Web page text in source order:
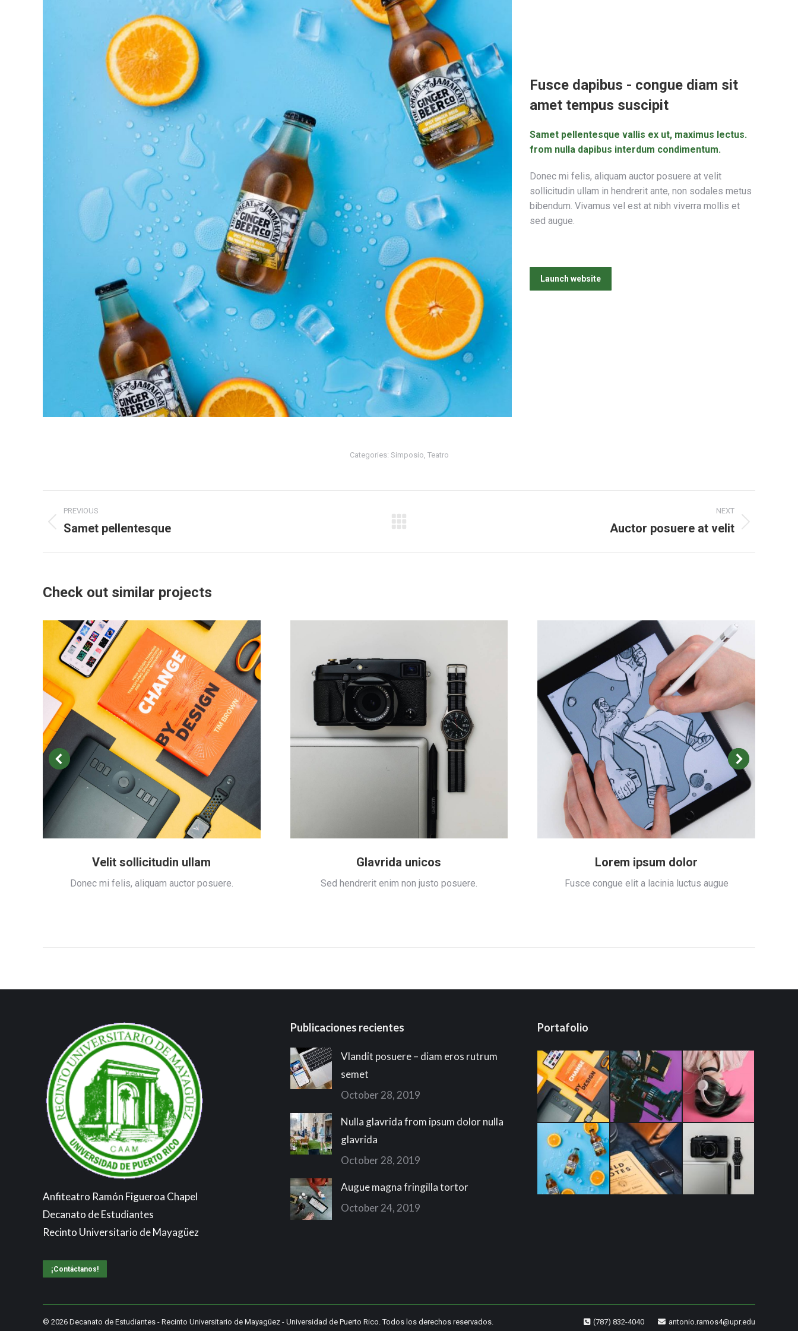
Fusce dapibus - congue diam sit
amet tempus suscipit
Samet pellentesque vallis ex ut, maximus lectus.
from nulla dapibus interdum condimentum.
Donec mi felis, aliquam auctor posuere at velit
sollicitudin ullam in hendrerit ante, non sodales metus
bibendum. Vivamus vel est at nibh viverra mollis et
sed augue.
Launch website
Categories: Simposio, Teatro
Project
navigation
PREVIOUS
Previous
Samet pellentesque
NEXT
Auctor posuere at velit
Check out similar projects
Velit sollicitudin ullam
Donec mi felis, aliquam auctor posuere.
Glavrida unicos
Sed hendrerit enim non justo posuere.
Lorem ipsum dolor
Fusce congue elit a lacinia luctus augue
Anfiteatro Ramón Figueroa Chapel
Decanato de Estudiantes
Recinto Universitario de Mayagüez
¡Contáctanos!
Publicaciones recientes
Vlandit posuere – diam eros rutrum
semet
October 28, 2019
Nulla glavrida from ipsum dolor nulla
glavrida
October 28, 2019
Augue magna fringilla tortor
October 24, 2019
Portafolio
© 2026 Decanato de Estudiantes - Recinto Universitario de Mayagüez - Universidad de Puerto Rico. Todos los derechos reservados. (787) 832-4040 antonio.ramos4@upr.edu